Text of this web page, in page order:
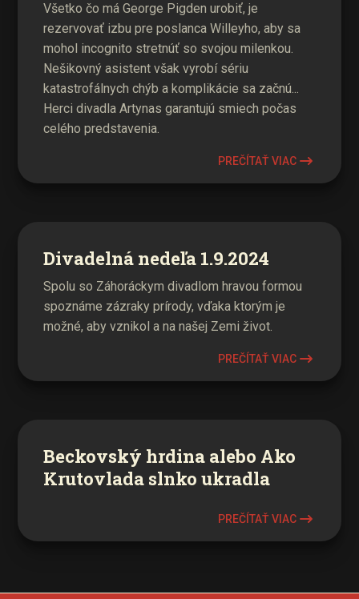
Všetko čo má George Pigden urobiť, je
rezervovať izbu pre poslanca Willeyho, aby sa
mohol incognito stretnúť so svojou milenkou.
Nešikovný asistent však vyrobí sériu
katastrofálnych chýb a komplikácie sa začnú...
Herci divadla Artynas garantujú smiech počas
celého predstavenia.
PREČÍTAŤ VIAC
Divadelná nedeľa 1.9.2024
Spolu so Záhoráckym divadlom hravou formou
spoznáme zázraky prírody, vďaka ktorým je
možné, aby vznikol a na našej Zemi život.
PREČÍTAŤ VIAC
Beckovský hrdina alebo Ako
Krutovlada slnko ukradla
PREČÍTAŤ VIAC